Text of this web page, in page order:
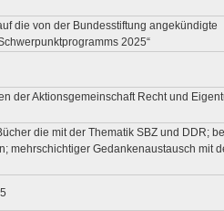
die von der Bundesstiftung angekündigte
2025“
der Aktionsgemeinschaft Recht und
die mit der Thematik SBZ und DDR;
mehrschichtiger Gedankenaustausch mit